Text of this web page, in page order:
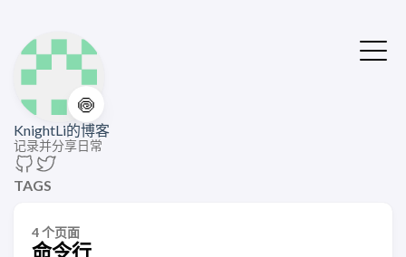
🍥
KnightLi的博客
记录并分享日常
TAGS
4 个页面
命令行